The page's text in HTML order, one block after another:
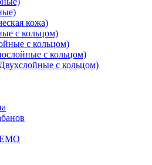
кожа)
с кольцом)
с кольцом)
с кольцом)
с кольцом)